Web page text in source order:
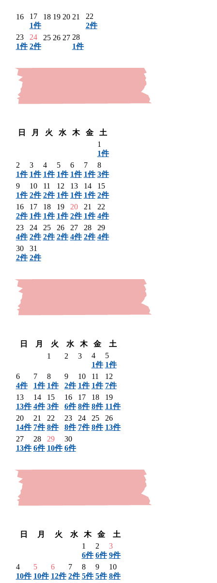
16
17
1件
18 19 20 21
22
2件
23
1件
24
2件
25 26 27 28
1件
日
月 火 水 木 金
土
1
1件
2
1件
3
1件
4
1件
5
1件
6
1件
7
1件
8
3件
9
1件
10
2件
11
2件
12
1件
13
1件
14
1件
15
2件
16
2件
17
1件
18
1件
19
1件
20
2件
21
1件
22
4件
23
4件
24
2件
25
2件
26
2件
27
4件
28
2件
29
4件
30
2件
31
2件
日
月 火 水 木 金
土
1
2 3
4
1件
5
1件
6
4件
7
1件
8
1件
9
2件
10
1件
11
1件
12
7件
13
13件
14
4件
15
3件
16
6件
17
8件
18
8件
19
11件
20
14件
21
7件
22
8件
23
8件
24
7件
25
8件
26
13件
27
13件
28
6件
29
10件
30
6件
日
月 火 水 木 金
土
1
6件
2
6件
3
9件
4
10件
5
10件
6
12件
7
2件
8
5件
9
5件
10
8件